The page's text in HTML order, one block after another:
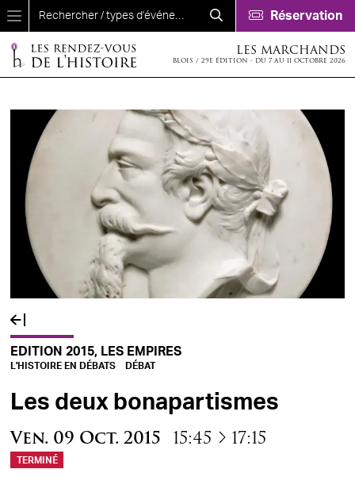
Aller au contenu principal
Réservation
LES MARCHANDS
BLOIS / 29E ÉDITION - DU 7 AU 11 OCTOBRE 2026
EDITION 2015, LES EMPIRES
L'HISTOIRE EN DÉBATS DÉBAT
Les deux bonapartismes
Ven. 09 Oct. 2015 15:45 à17:15
TERMINÉ